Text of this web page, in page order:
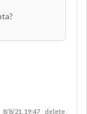
8/8/21, 19:47 delete